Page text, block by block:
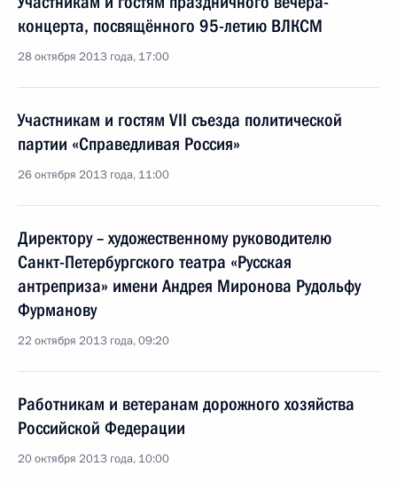
концерта, посвящённого 95-летию ВЛКСМ
28 октября 2013 года, 17:00
Участникам и гостям VII съезда политической
партии «Справедливая Россия»
26 октября 2013 года, 11:00
Директору – художественному руководителю
Санкт-Петербургского театра «Русская
антреприза» имени Андрея Миронова Рудольфу
Фурманову
22 октября 2013 года, 09:20
Работникам и ветеранам дорожного хозяйства
Российской Федерации
20 октября 2013 года, 10:00